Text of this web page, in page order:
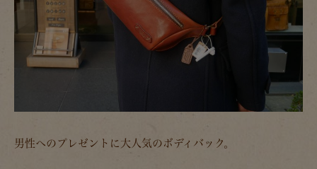
男性へのプレゼントに大人気のボディバック。